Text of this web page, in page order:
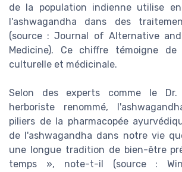
de la population indienne utilise
l'ashwagandha dans des
(source : Journal of Alternative and
Medicine). Ce chiffre témoigne de
culturelle et médicinale.
Selon des experts comme le Dr.
herboriste renommé,
piliers de la pharmacopée
de l'ashwagandha dans notre vie
une longue tradition de bien-être
temps », note-t-il (source :